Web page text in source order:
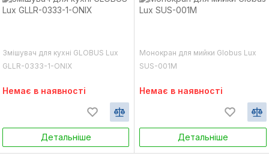
Змішувач для кухні GLOBUS Lux
GLLR-0333-1-ONIX
Немає в наявності
Детальніше
Монокран для мийки Globus Lux
SUS-001М
Немає в наявності
Детальніше